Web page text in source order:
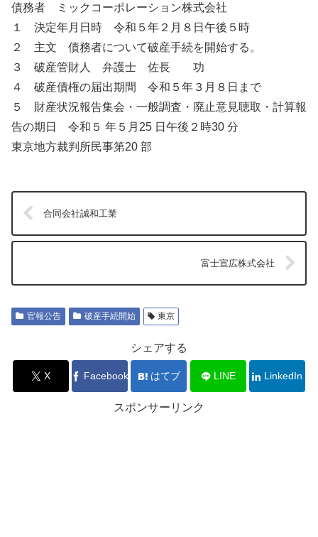
債務者 ミックコーポレーション株式会社
１ 決定年月日時 令和５年２月８日午後５時
２ 主文 債務者について破産手続を開始する。
３ 破産管財人 弁護士 佐長 功
４ 破産債権の届出期間 令和５年３月８日まで
５ 財産状況報告集会・一般調査・廃止意見聴取・計算報
告の期日 令和５ 年５月25 日午後２時30 分
東京地方裁判所民事第20 部
合同会社誠和工業
富士宣広株式会社
官報公告 破産手続開始 東京
シェアする
X Facebook はてブ LINE LinkedIn
スポンサーリンク